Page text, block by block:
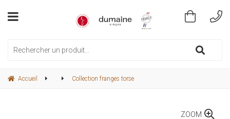
Accueil Collection franges torse
ZOOM